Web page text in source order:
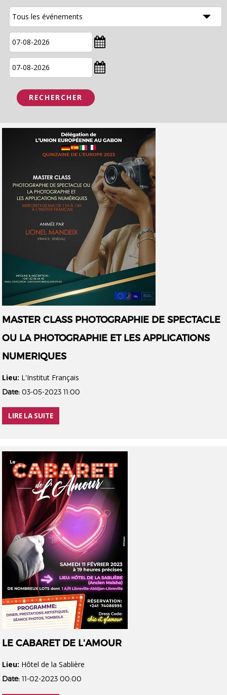
MASTER CLASS PHOTOGRAPHIE DE SPECTACLE
OU LA PHOTOGRAPHIE ET LES APPLICATIONS
NUMERIQUES
Lieu: L'Institut Français
Date: 03-05-2023 11:00
LIRE LA SUITE
LE CABARET DE L'AMOUR
Lieu: Hôtel de la Sablière
Date: 11-02-2023 00:00